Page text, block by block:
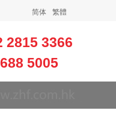
简体 繁體
2815 3366
5005